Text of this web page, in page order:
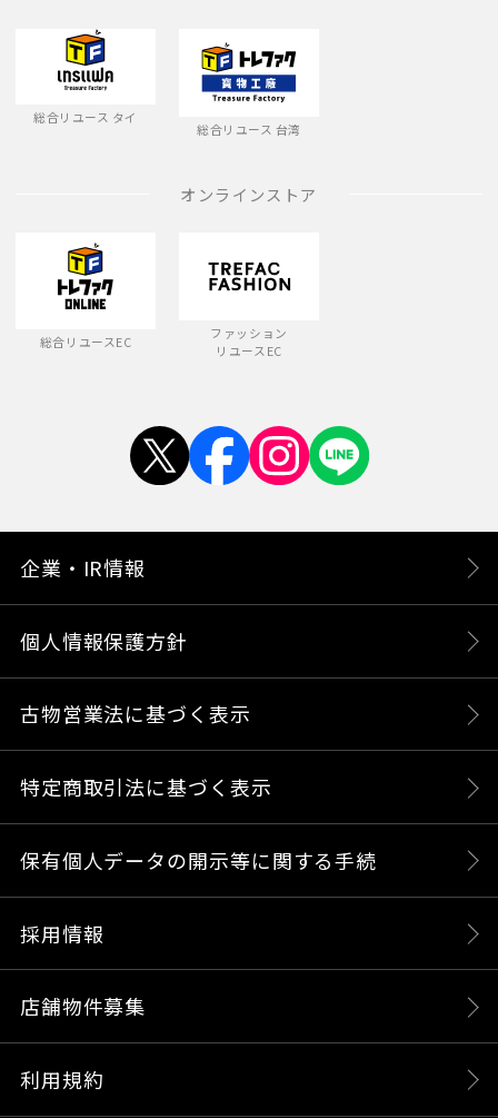
総合リユース タイ
総合リユース 台湾
オンラインストア
総合リユースEC
ファッション
リユースEC
企業・IR情報
個人情報保護方針
古物営業法に基づく表示
特定商取引法に基づく表示
保有個人データの開示等に関する手続
採用情報
店舗物件募集
利用規約